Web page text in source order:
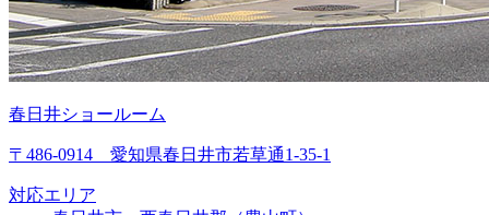
春日井ショールーム
〒486-0914 愛知県春日井市若草通1-35-1
対応エリア